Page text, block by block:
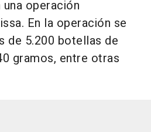
operación
En la operación se
de 5.200 botellas de
gramos, entre otras